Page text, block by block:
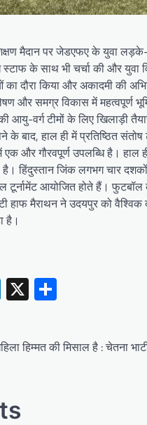
मैदान पर जेडएफए के युवा
के साथ भी चर्चा की और युवा
दौरा किया और अकादमी की
और समग्र विकास में महत्वपूर्ण
आयु-वर्ग टीमों के लिए खिलाड़ी
के बाद, हाल ही में प्रतिष्ठित
में एक और गौरवपूर्ण उपलब्धि है।
हिंदुस्तान जिंक लगभग चार
टूर्नामेंट आयोजित होते हैं।
हाफ मैराथन ने उदयपुर को
है।
LinkedIn
X
हिम्मत की मिसाल है : चेतना